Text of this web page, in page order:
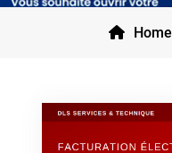
Home